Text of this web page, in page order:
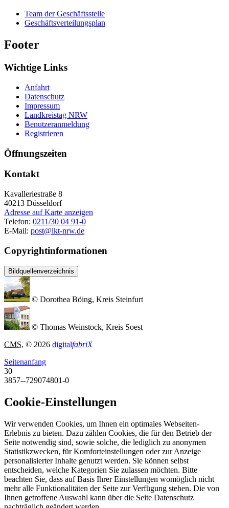
Team der Geschäftsstelle
Geschäftsverteilungsplan
Footer
Wichtige Links
Anfahrt
Datenschutz
Impressum
Landkreistag NRW
Benutzeranmeldung
Registrieren
Öffnungszeiten
Kontakt
Kavalleriestraße 8
40213 Düsseldorf
Adresse auf Karte anzeigen
Telefon: 0211/30 04 91-0
E-Mail: post@lkt-nrw.de
Copyrightinformationen
Bildquellenverzeichnis
© Dorothea Böing, Kreis Steinfurt
© Thomas Weinstock, Kreis Soest
CMS, © 2026 digitalfabriX
Seitenanfang
30
3857--729074801-0
Cookie-Einstellungen
Wir verwenden Cookies, um Ihnen ein optimales Webseiten-
Erlebnis zu bieten. Dazu zählen Cookies, die für den Betrieb der
Seite notwendig sind, sowie solche, die lediglich zu anonymen
Statistikzwecken, für Komforteinstellungen oder zur Anzeige
personalisierter Inhalte genutzt werden. Sie können selbst
entscheiden, welche Kategorien Sie zulassen möchten. Bitte
beachten Sie, dass auf Basis Ihrer Einstellungen womöglich nicht
mehr alle Funktionalitäten der Seite zur Verfügung stehen. Die von
Ihnen getroffene Auswahl kann über die Seite Datenschutz